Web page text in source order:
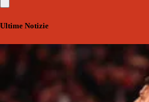
Ultime Notizie